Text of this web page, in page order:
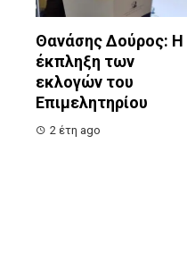
Θανάσης Δούρος: Η
έκπληξη των
εκλογών του
Επιμελητηρίου
2 έτη ago